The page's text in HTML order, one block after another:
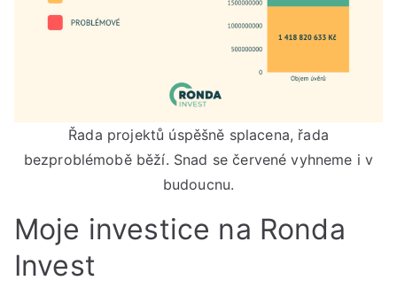
Řada projektů úspěšně splacena, řada
bezproblémobě běží. Snad se červené vyhneme i v
budoucnu.
Moje investice na Ronda
Invest